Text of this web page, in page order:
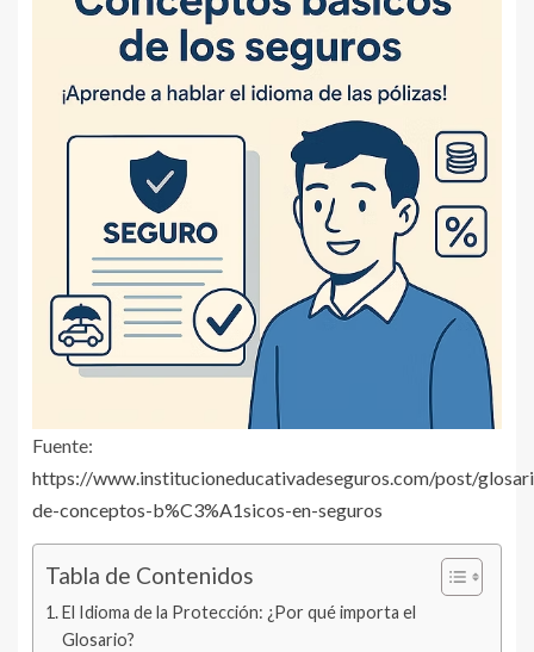
Fuente:
https://www.institucioneducativadeseguros.com/post/
de-conceptos-b%C3%A1sicos-en-seguros
Tabla de Contenidos
El Idioma de la Protección: ¿Por qué importa el
Glosario?